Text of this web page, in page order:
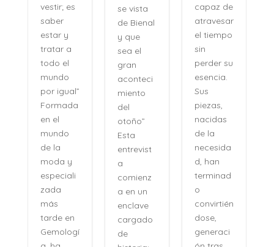
vestir; es
saber
estar y
tratar a
todo el
mundo
por igual”
Formada
en el
mundo
de la
moda y
especiali
zada
más
tarde en
Gemologí
se vista
de Bienal
y que
sea el
gran
aconteci
miento
del
otoño”
Esta
entrevist
a
comienz
a en un
enclave
cargado
de
capaz de
atravesar
el tiempo
sin
perder su
esencia.
Sus
piezas,
nacidas
de la
necesida
d, han
terminad
o
convirtién
dose,
generaci